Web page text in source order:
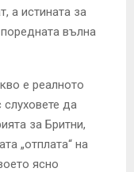
а истината за
вълна
е реалното
да
за Бритни,
„отплата“ на
ясно